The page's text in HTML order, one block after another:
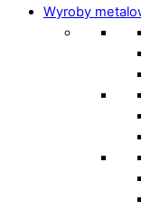
Wyroby